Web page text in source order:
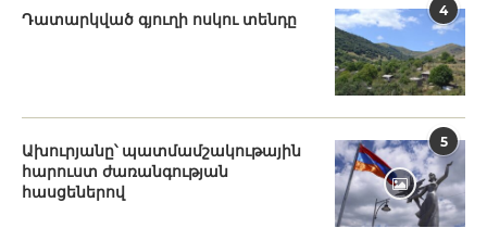
4
Դատարկված գյուղի ոսկու տենդը
5
Ախուրյանը՝ պատմամշակութային
հարուստ ժառանգության
հասցեներով